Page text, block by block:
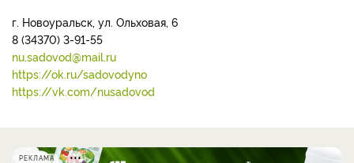
г. Новоуральск, ул. Ольховая, 6
8 (34370) 3-91-55
nu.sadovod@mail.ru
https://ok.ru/sadovodyno
https://vk.com/nusadovod
РЕКЛАМА